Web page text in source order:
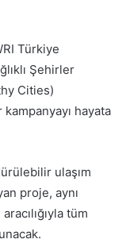
Türkiye
Şehirler
Cities)
hayata
ulaşım
proje, aynı
tüm